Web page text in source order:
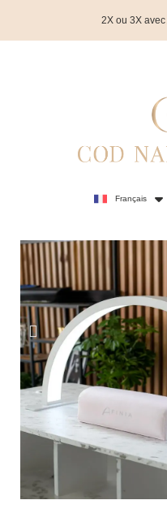
2X ou 3X
Français